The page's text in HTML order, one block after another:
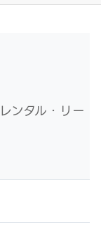
ンタル・リー